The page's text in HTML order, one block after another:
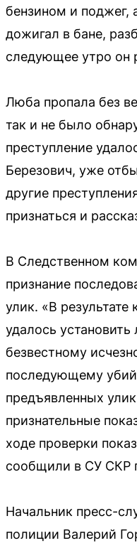
бензином и поджег,
дожигал в бане,
следующее утро он
Люба пропала без
так и не было
преступление
Березович, уже
другие
признаться и
В Следственном
признание
улик. «В
удалось установить
безвестному
последующему
предъявленных
признательные
ходе проверки
сообщили в СУ СКР
Начальник пресс-
полиции Валерий